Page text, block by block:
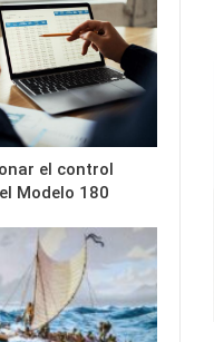
el control
Modelo 180